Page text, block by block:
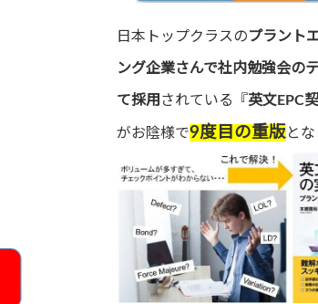
日本トップクラスのプラント
ング企業さんで社内勉強会の
て採用 されている『 英文EPC
がお陰様で9度目の重版と